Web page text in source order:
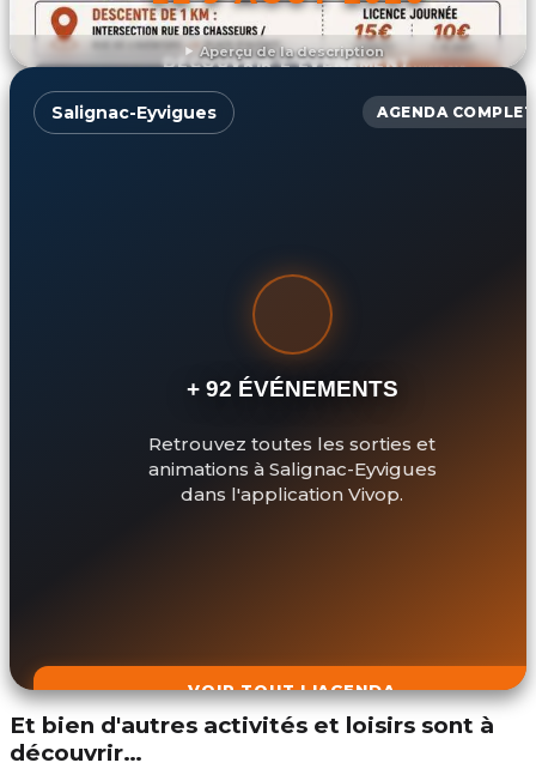
Aperçu de la description
DÉCOUVRIR L'ÉVÉNEMENT
Salignac-Eyvigues AGENDA COMPLET
+ 92 ÉVÉNEMENTS
Retrouvez toutes les sorties et
animations à Salignac-Eyvigues
dans l'application Vivop.
VOIR TOUT L'AGENDA
Et bien d'autres activités et loisirs sont à
découvrir…